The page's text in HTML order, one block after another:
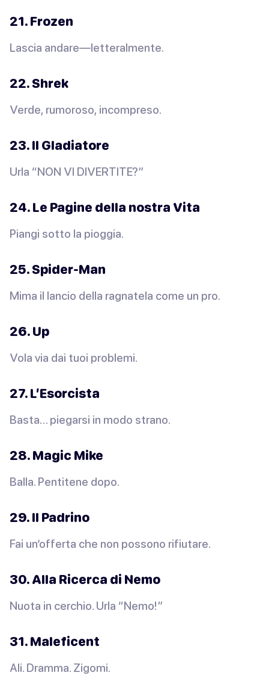
21. Frozen
Lascia andare—letteralmente.
22. Shrek
Verde, rumoroso, incompreso.
23. Il Gladiatore
Urla “NON VI DIVERTITE?”
24. Le Pagine della nostra Vita
Piangi sotto la pioggia.
25. Spider-Man
Mima il lancio della ragnatela come un pro.
26. Up
Vola via dai tuoi problemi.
27. L’Esorcista
Basta… piegarsi in modo strano.
28. Magic Mike
Balla. Pentitene dopo.
29. Il Padrino
Fai un’offerta che non possono rifiutare.
30. Alla Ricerca di Nemo
Nuota in cerchio. Urla “Nemo!”
31. Maleficent
Ali. Dramma. Zigomi.